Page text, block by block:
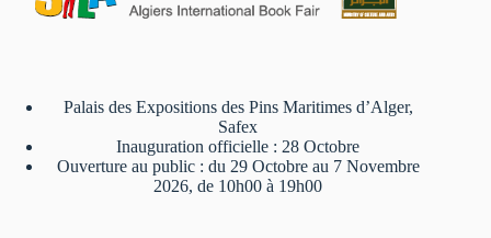
Palais des Expositions des Pins Maritimes d’Alger,
Safex
Inauguration officielle : 28 Octobre
Ouverture au public : du 29 Octobre au 7 Novembre
2026, de 10h00 à 19h00